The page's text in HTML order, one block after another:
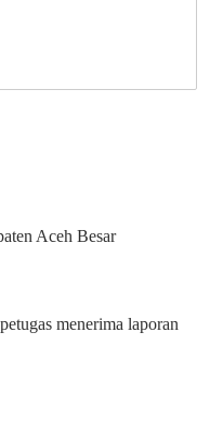
Aceh Besar
menerima laporan